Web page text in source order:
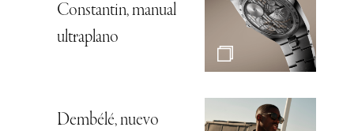
Constantin, manual
ultraplano
Dembélé, nuevo